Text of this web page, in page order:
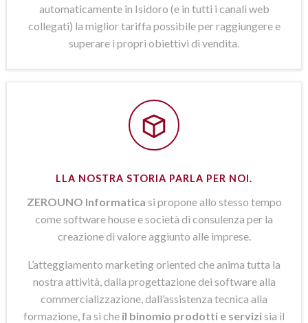
automaticamente in Isidoro (e in tutti i canali web
collegati) la miglior tariffa possibile per raggiungere e
superare i propri obiettivi di vendita.
LLA NOSTRA STORIA PARLA PER NOI.
ZEROUNO Informatica si propone allo stesso tempo
come software house e società di consulenza per la
creazione di valore aggiunto alle imprese.
L’atteggiamento marketing oriented che anima tutta la
nostra attività, dalla progettazione dei software alla
commercializzazione, dall’assistenza tecnica alla
formazione, fa si che il binomio prodotti e servizisia il